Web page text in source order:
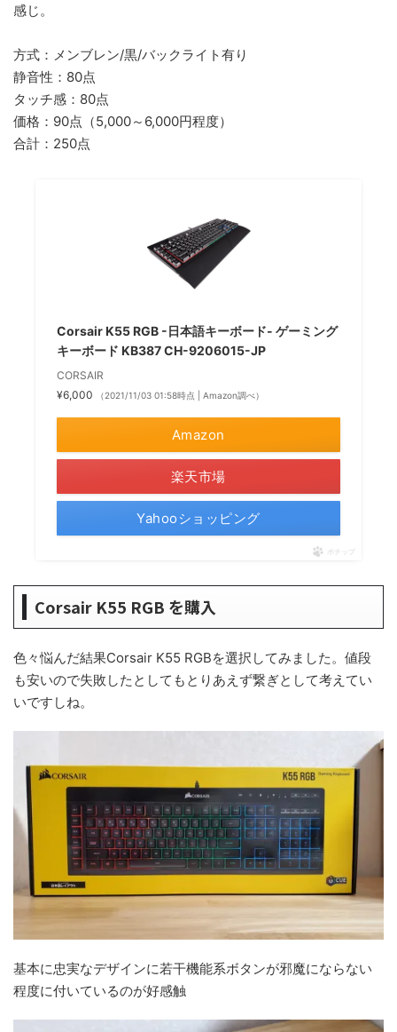
感じ。
方式：メンブレン/黒/バックライト有り
静音性：80点
タッチ感：80点
価格：90点（5,000～6,000円程度）
合計：250点
Corsair K55 RGB -日本語キーボード- ゲーミング
キーボード KB387 CH-9206015-JP
CORSAIR
¥6,000
（2021/11/03 01:58時点 | Amazon調べ）
Amazon
楽天市場
Yahooショッピング
ポチップ
Corsair K55 RGB を購入
色々悩んだ結果Corsair K55 RGBを選択してみました。値段
も安いので失敗したとしてもとりあえず繋ぎとして考えてい
いですしね。
基本に忠実なデザインに若干機能系ボタンが邪魔にならない
程度に付いているのが好感触